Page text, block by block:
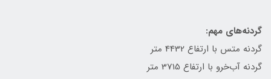
گردنه‌های مهم:
گردنه متس با ارتفاع 4432 متر
گردنه آب‌خرو با ارتفاع 3715 متر